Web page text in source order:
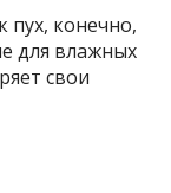
пух, конечно,
для влажных
свои